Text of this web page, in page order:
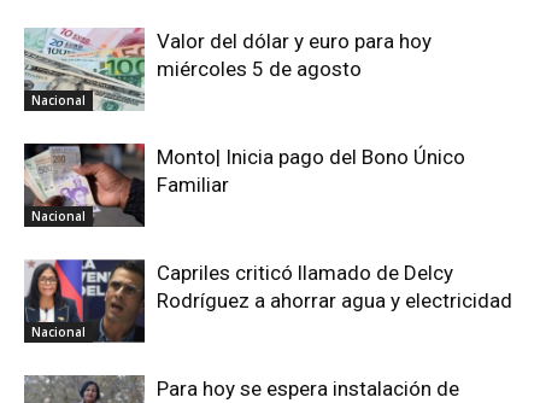
Nacional
Valor del dólar y euro para hoy
miércoles 5 de agosto
Nacional
Monto| Inicia pago del Bono Único
Familiar
Nacional
Capriles criticó llamado de Delcy
Rodríguez a ahorrar agua y electricidad
Para hoy se espera instalación de